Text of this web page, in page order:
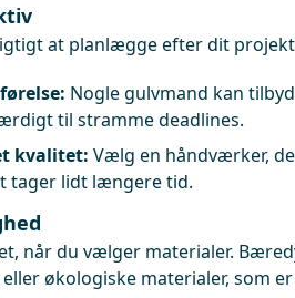
at planlægge efter dit
Nogle gulvmand kan
til stramme deadlines.
kvalitet: Vælg en håndværker,
tager lidt længere tid.
når du vælger materialer.
økologiske materialer, som